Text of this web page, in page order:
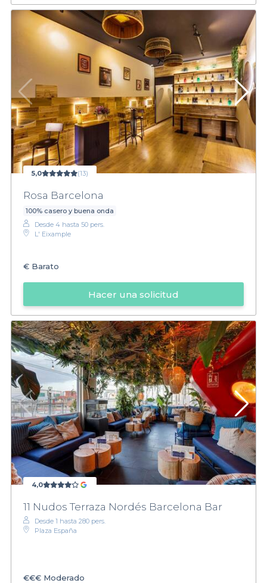
5,0 (13)
Rosa Barcelona
100% casero y buena onda
Desde 4 hasta 50 pers.
L' Eixample
€ Barato
Hacer una solicitud
4,0
11 Nudos Terraza Nordés Barcelona Bar
Desde 1 hasta 280 pers.
Plaza España
€€€ Moderado